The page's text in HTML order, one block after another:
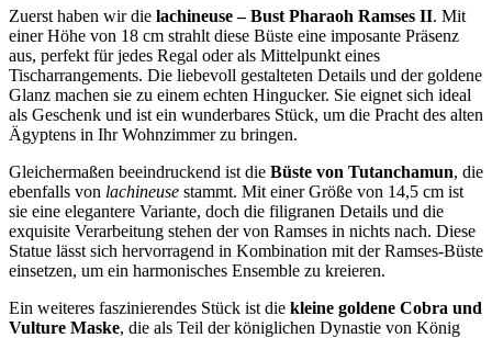
Zuerst haben wir die lachineuse – Bust Pharaoh Ramses II. Mit
einer Höhe von 18 cm strahlt diese Büste eine imposante Präsenz
aus, perfekt für jedes Regal oder als Mittelpunkt eines
Tischarrangements. Die liebevoll gestalteten Details und der goldene
Glanz machen sie zu einem echten Hingucker. Sie eignet sich ideal
als Geschenk und ist ein wunderbares Stück, um die Pracht des alten
Ägyptens in Ihr Wohnzimmer zu bringen.
Gleichermaßen beeindruckend ist die Büste von Tutanchamun, die
ebenfalls von lachineuse stammt. Mit einer Größe von 14,5 cm ist
sie eine elegantere Variante, doch die filigranen Details und die
exquisite Verarbeitung stehen der von Ramses in nichts nach. Diese
Statue lässt sich hervorragend in Kombination mit der Ramses-Büste
einsetzen, um ein harmonisches Ensemble zu kreieren.
Ein weiteres faszinierendes Stück ist die kleine goldene Cobra und
Vulture Maske, die als Teil der königlichen Dynastie von König